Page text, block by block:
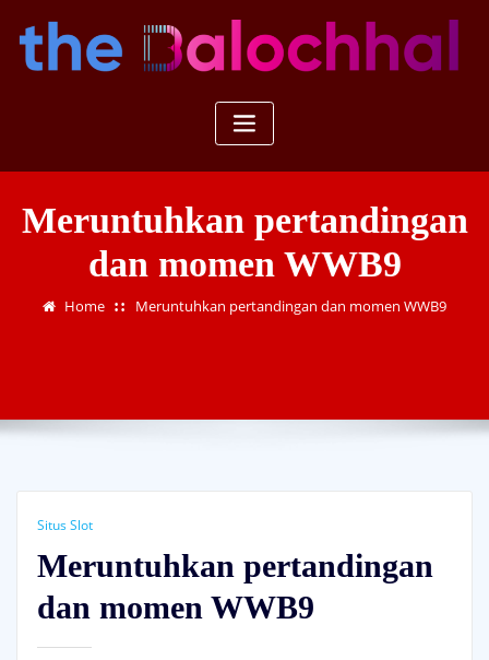
content
Meruntuhkan pertandingan
dan momen WWB9
Home Meruntuhkan pertandingan dan momen WWB9
Situs Slot
Meruntuhkan pertandingan
dan momen WWB9